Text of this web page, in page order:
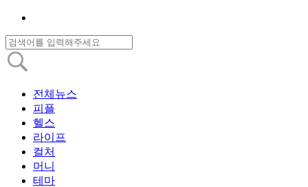
전체뉴스
피플
헬스
라이프
컬처
머니
테마